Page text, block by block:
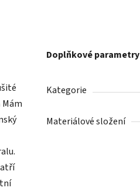
Doplňkové parametry
Kategorie
Materiálové složení